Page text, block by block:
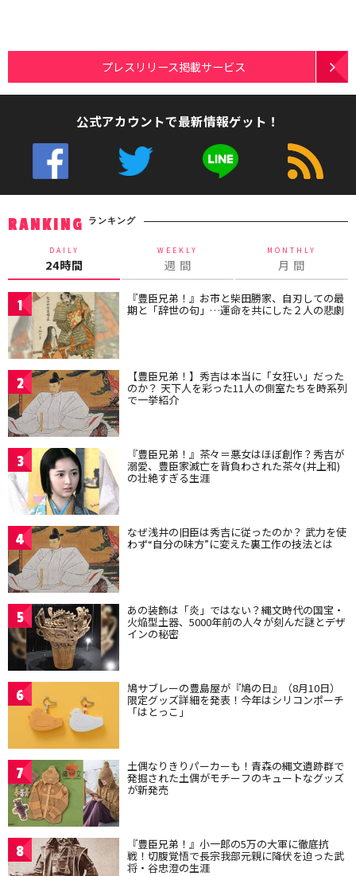
プレスリリース掲載サービス
公式アカウントで最新情報ゲット！
RANKING ランキング
DAILY
24時間
WEEKLY
週 間
MONTHLY
月 間
1 『豊臣兄弟！』お市と柴田勝家、自刃しての最
期と「辞世の句」…運命を共にした２人の悲劇
2 【豊臣兄弟！】秀吉は本当に「女狂い」だった
のか？ 天下人を彩った11人の側室たちを時系列
で一挙紹介
3 『豊臣兄弟！』茶々＝悪女はほぼ創作？秀吉が
溺愛、豊臣家滅亡を背負わされた茶々(井上和)
の壮絶すぎる生涯
4 なぜ浅井の旧臣は秀吉に従ったのか？ 武力を使
わず“自分の味方”に変えた裏工作の技法とは
5 あの装飾は「炎」ではない？縄文時代の国宝・
火焔型土器、5000年前の人々が刻んだ謎とデザ
インの秘密
6 鳩サブレーの豊島屋が『鳩の日』（8月10日）
限定グッズ詳細を発表！今年はシリコンポーチ
「はとっこ」
7 土偶なりきりパーカーも！青森の縄文遺跡群で
発掘された土偶がモチーフのキュートなグッズ
が新発売
8 『豊臣兄弟！』小一郎の5万の大軍に徹底抗
戦！切腹覚悟で長宗我部元親に降伏を迫った武
将・谷忠澄の生涯